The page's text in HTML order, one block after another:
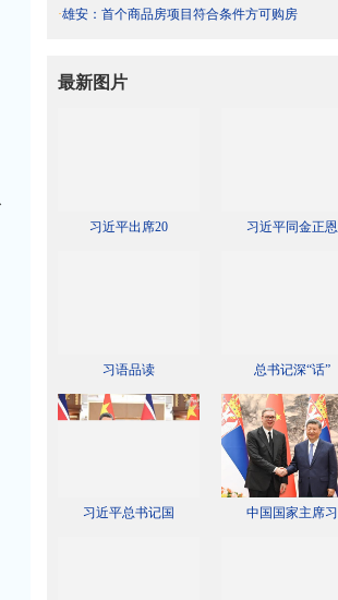
·雄安：首个商品房项目符合条件方可购房
最新图片
习近平出席20 习近平同金正恩
习语品读 总书记深“话”
习近平总书记国 中国国家主席习